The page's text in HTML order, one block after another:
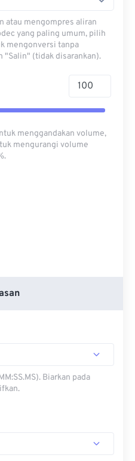
atau mengompres aliran
yang paling umum, pilih
mengonversi tanpa
"Salin" (tidak disarankan).
menggandakan volume,
mengurangi volume
Biarkan pada